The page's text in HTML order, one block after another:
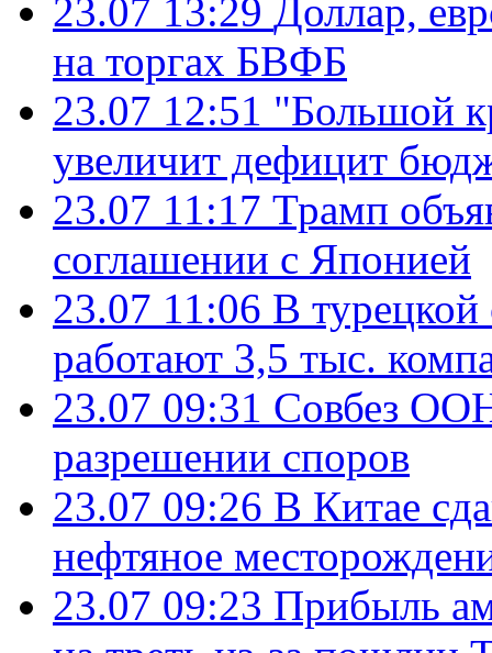
23.07 13:29 Доллар,
на торгах БВФБ
23.07 12:51 "Большой
увеличит дефицит
23.07 11:17 Трамп
соглашении с Японией
23.07 11:06 В
работают 3,5 тыс.
23.07 09:31 Совбез
разрешении споров
23.07 09:26 В Китае
нефтяное
23.07 09:23 Прибыль